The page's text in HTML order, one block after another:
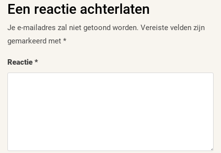
Een reactie achterlaten
Je e-mailadres zal niet getoond worden. Vereiste velden zijn
gemarkeerd met *
Reactie *